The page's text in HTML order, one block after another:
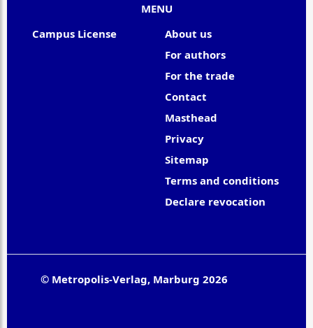
MENU
Campus License
About us
For authors
For the trade
Contact
Masthead
Privacy
Sitemap
Terms and conditions
Declare revocation
© Metropolis-Verlag, Marburg 2026